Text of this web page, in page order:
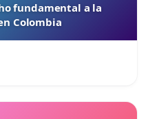
fundamental a la
Colombia